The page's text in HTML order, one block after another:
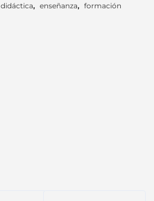
didáctica, enseñanza, formación